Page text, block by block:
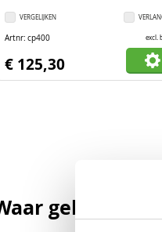
VERGELIJKEN
Artnr cp400 excl.
€ 125,30
gebruikt u